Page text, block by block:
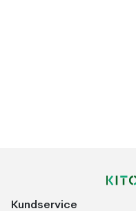
Kundservice